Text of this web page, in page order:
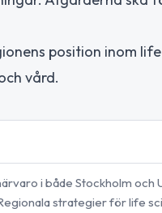
position inom
vård.
i både Stockholm
strategier för life